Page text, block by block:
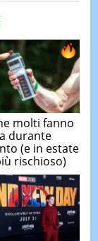
molti fanno
durante
(e in estate
rischioso)